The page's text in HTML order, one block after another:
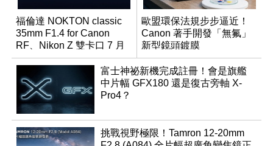
福倫達 NOKTON classic
35mm F1.4 for Canon
RF、Nikon Z 雙卡口 7 月
同步登台
歐盟環保法規步步逼近！
Canon 著手開發「無氟」
新型鏡頭鍍膜
富士神祕新機完成註冊！會是旗艦
中片幅 GFX180 還是復古旁軸 X-
Pro4？
挑戰視野極限！Tamron 12-20mm